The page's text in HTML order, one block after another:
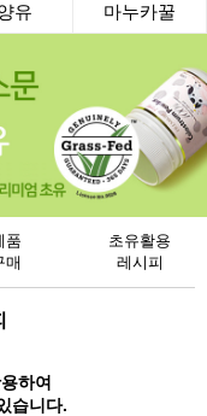
유 마누카꿀
품
매
초유활용
레시피
하여
습니다.